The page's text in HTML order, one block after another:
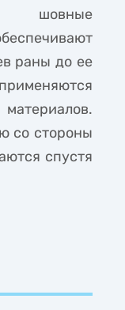
шовные
раны до ее
со стороны
спустя